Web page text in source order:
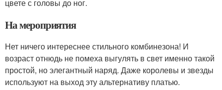
цвете с головы до ног.
На мероприятия
Нет ничего интереснее стильного комбинезона! И
возраст отнюдь не помеха выгулять в свет именно такой
простой, но элегантный наряд. Даже королевы и звезды
используют на выход эту альтернативу платью.